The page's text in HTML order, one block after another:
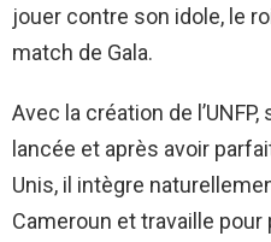
jouer contre son idole, le
match de Gala.
Avec la création de
lancée et après avoir
Unis, il intègre
Cameroun et travaille